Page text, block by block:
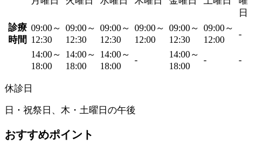
日
診療
時間
09:00～
12:30
09:00～
12:30
09:00～
12:30
09:00～
12:00
09:00～
12:30
09:00～
12:00
-
14:00～
18:00
14:00～
18:00
14:00～
18:00
-
14:00～
18:00
- -
休診日
日・祝祭日、木・土曜日の午後
おすすめポイント